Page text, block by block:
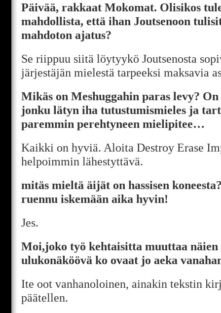
Päivää, rakkaat Mokomat. Olisikos
mahdollista, että ihan Joutsenoon
mahdoton ajatus?
Se riippuu siitä löytyykö Joutsenosta
järjestäjän mielestä tarpeeksi maksavia
Mikäs on Meshuggahin paras levy?
jonku lätyn iha tutustumismieles ja
paremmin perehtyneen mielipitee…
Kaikki on hyviä. Aloita Destroy Erase
helpoimmin lähestyttävä.
mitäs mieltä äijät on hassisen
ruennu iskemään aika hyvin!
Jes.
Moi,joko työ kehtaisitta muuttaa näien
ulukonäköövä ko ovaat jo aeka
Ite oot vanhanoloinen, ainakin tekstin
päätellen.